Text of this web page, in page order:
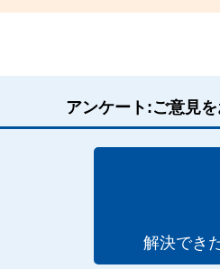
アンケート:ご意見
解決でき